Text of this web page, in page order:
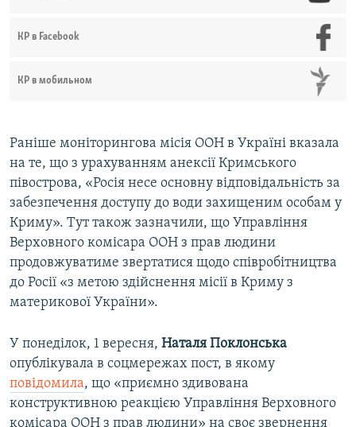
КР в Facebook
КР в мобильном
Раніше моніторингова місія ООН в Україні вказала
на те, що з урахуванням анексії Кримського
півострова, «Росія несе основну відповідальність за
забезпечення доступу до води захищеним особам у
Криму». Тут також зазначили, що Управління
Верховного комісара ООН з прав людини
продовжуватиме звертатися щодо співробітництва
до Росії «з метою здійснення місії в Криму з
материкової України».
У понеділок, 1 вересня, Наталя Поклонська
опублікувала в соцмережах пост, в якому
повідомила, що «приємно здивована
конструктивною реакцією Управління Верховного
комісара ООН з прав людини» на своє звернення